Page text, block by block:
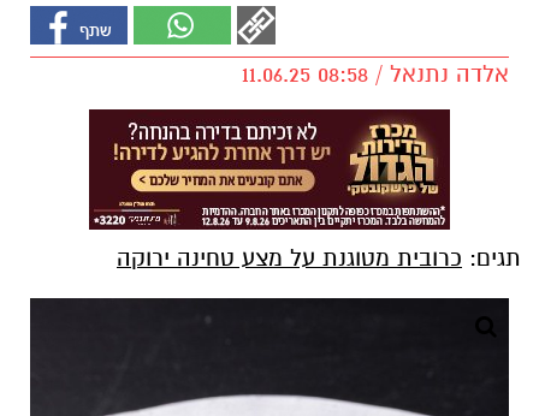
אלדה נתנאל / 08:58 11.06.25
תגים: כרובית מטוגנת על מצע טחינה ירוקה